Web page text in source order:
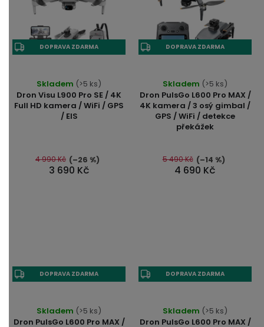
DOPRAVA ZDARMA
Dron Visu L900 Pro SE / 4K
Full HD kamera / WiFi / GPS
/ EIS
Skladem (>5 ks)
3 690 Kč
4 990 Kč (–26 %)
DOPRAVA ZDARMA
Dron PulsGo L600 Pro MAX /
4K kamera / 3 osý gimbal /
GPS / WiFi / detekce
překážek
Skladem (>5 ks)
4 690 Kč
5 490 Kč (–14 %)
DOPRAVA ZDARMA
Dron PulsGo L600 Pro MAX /
Skladem (>5 ks)
DOPRAVA ZDARMA
Dron PulsGo L600 Pro MAX /
Skladem (>5 ks)